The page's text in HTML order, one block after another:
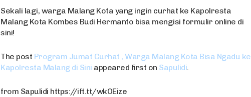
Sekali lagi, warga Malang Kota yang ingin curhat ke Kapolresta
Malang Kota Kombes Budi Hermanto bisa mengisi formulir online di
sini!
The post Program Jumat Curhat , Warga Malang Kota Bisa Ngadu ke
Kapolresta Malang di Sini appeared first on Sapulidi.
from Sapulidi https://ift.tt/wkOEize